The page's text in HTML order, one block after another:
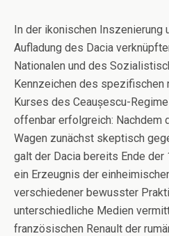
In der ikonischen Inszenierung
Aufladung des Dacia
Nationalen und des
Kennzeichen des spezifischen
Kurses des Ceaușescu-
offenbar erfolgreich: Nachdem
Wagen zunächst skeptisch
galt der Dacia bereits Ende der
ein Erzeugnis der
verschiedener bewusster
unterschiedliche Medien
französischen Renault der